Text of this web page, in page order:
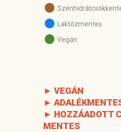
Laktózmentes
Vegán
► VEGÁN
►
► HOZZÁADOTT
MENTES